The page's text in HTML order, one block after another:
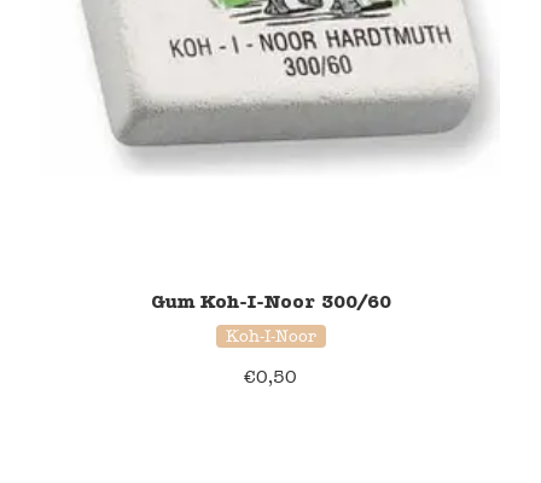
Gum Koh-I-Noor 300/60
Koh-I-Noor
€0,50